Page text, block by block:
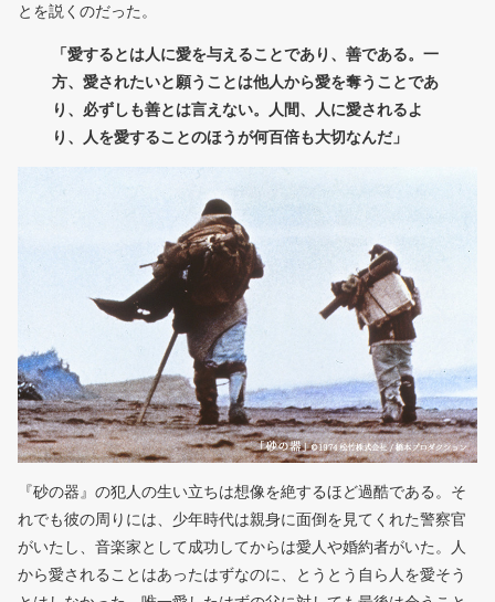
とを説くのだった。
「愛するとは人に愛を与えることであり、善である。一
方、愛されたいと願うことは他人から愛を奪うことであ
り、必ずしも善とは言えない。人間、人に愛されるよ
り、人を愛することのほうが何百倍も大切なんだ」
『砂の器』の犯人の生い立ちは想像を絶するほど過酷である。そ
れでも彼の周りには、少年時代は親身に面倒を見てくれた警察官
がいたし、音楽家として成功してからは愛人や婚約者がいた。人
から愛されることはあったはずなのに、とうとう自ら人を愛そう